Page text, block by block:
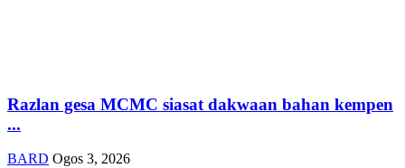
Razlan gesa MCMC siasat dakwaan bahan kempen
...
BARD Ogos 3, 2026